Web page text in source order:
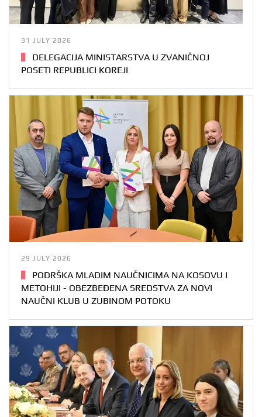
31 JULY 2026
DELEGACIJA MINISTARSTVA U ZVANIČNOJ
POSETI REPUBLICI KOREJI
29 JULY 2026
PODRŠKA MLADIM NAUČNICIMA NA KOSOVU I
METOHIJI - OBEZBEĐENA SREDSTVA ZA NOVI
NAUČNI KLUB U ZUBINOM POTOKU